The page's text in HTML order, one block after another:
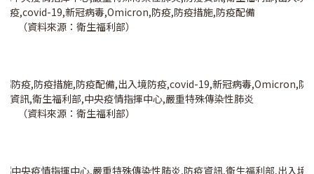
（資料來源：衛生福利部）
（資料來源：衛生福利部）